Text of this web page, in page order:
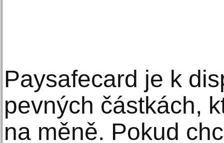
Paysafecard je k
pevných částkách,
na měně. Pokud